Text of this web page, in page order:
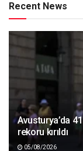
Recent News
Avusturya’da
rekoru kırıldı
05/08/2026